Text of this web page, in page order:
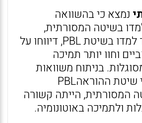
נמצא כי בהשוואה
בשיטה המסורתית,
סטודנטים אשר למדו בשיטת PBL, דיווחו על
וחוו יותר תמיכה
בניתוח משוואות
מבניות נמצא כי שיטת ההוראהPBL
המסורתית, הייתה קשורה
ולתמיכה באוטונומיה.